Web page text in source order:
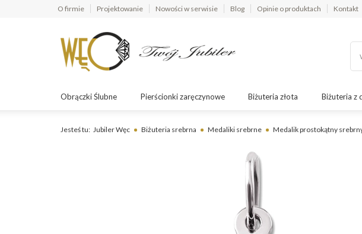
O firmie Projektowanie Nowości w serwisie Blog Opinie o produktach Kontakt
Obrączki Ślubne Pierścionki zaręczynowe Biżuteria złota Biżuteria z
Jesteś tu: Jubiler Węc Biżuteria srebrna Medaliki srebrne Medalik prostokątny